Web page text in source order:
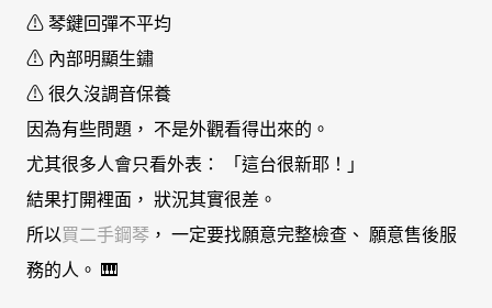
⚠ 琴鍵回彈不平均
⚠ 內部明顯生鏽
⚠ 很久沒調音保養
因為有些問題， 不是外觀看得出來的。
尤其很多人會只看外表： 「這台很新耶！」
結果打開裡面， 狀況其實很差。
所以買二手鋼琴 ， 一定要找願意完整檢查、 願意售後服
務的人。 🎹